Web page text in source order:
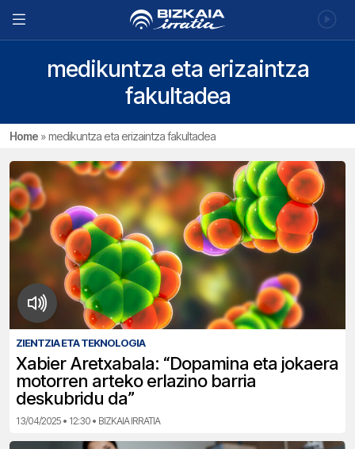
medikuntza eta erizaintza
fakultadea
Home »medikuntza eta erizaintza fakultadea
ZIENTZIA ETA TEKNOLOGIA
Xabier Aretxabala: “Dopamina eta jokaera
motorren arteko erlazino barria
deskubridu da”
13/04/2025 • 12:30 • BIZKAIA IRRATIA